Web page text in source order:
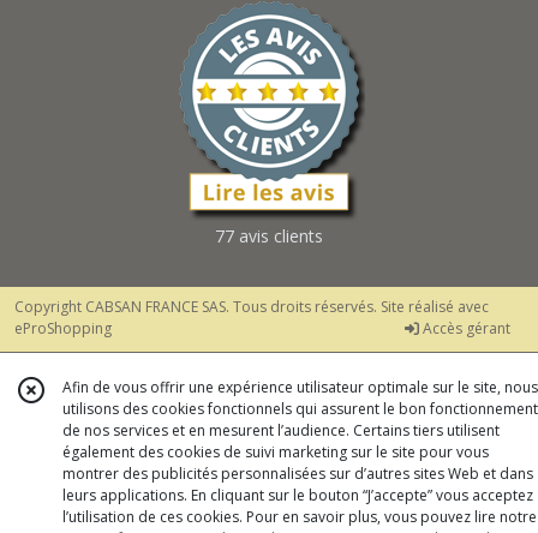
77 avis clients
Copyright CABSAN FRANCE SAS. Tous droits réservés. Site réalisé avec
eProShopping
Accès gérant
Afin de vous offrir une expérience utilisateur optimale sur le site, nous
utilisons des cookies fonctionnels qui assurent le bon fonctionnement
de nos services et en mesurent l’audience. Certains tiers utilisent
également des cookies de suivi marketing sur le site pour vous
montrer des publicités personnalisées sur d’autres sites Web et dans
leurs applications. En cliquant sur le bouton “J’accepte” vous acceptez
l’utilisation de ces cookies. Pour en savoir plus, vous pouvez lire notre